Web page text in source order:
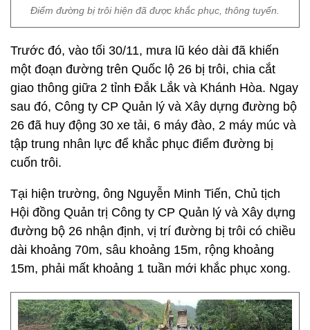
Điểm đường bị trôi hiện đã được khắc phục, thông tuyến.
Trước đó, vào tối 30/11, mưa lũ kéo dài đã khiến
một đoạn đường trên Quốc lộ 26 bị trôi, chia cắt
giao thông giữa 2 tỉnh Đắk Lắk và Khánh Hòa. Ngay
sau đó, Công ty CP Quản lý và Xây dựng đường bộ
26 đã huy động 30 xe tải, 6 máy đào, 2 máy múc và
tập trung nhân lực để khắc phục điểm đường bị
cuốn trôi.
Tại hiện trường, ông Nguyễn Minh Tiến, Chủ tịch
Hội đồng Quản trị Công ty CP Quản lý và Xây dựng
đường bộ 26 nhận định, vị trí đường bị trôi có chiều
dài khoảng 70m, sâu khoảng 15m, rộng khoảng
15m, phải mất khoảng 1 tuần mới khắc phục xong.